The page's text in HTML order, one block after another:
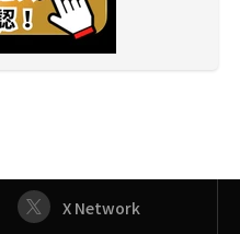
X Network